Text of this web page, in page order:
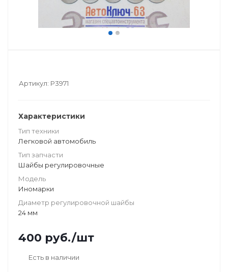
Артикул: Р3971
Характеристики
Тип техники
Легковой автомобиль
Тип запчасти
Шайбы регулировочные
Модель
Иномарки
Диаметр регулировочной шайбы
24 мм
400 руб./шт
Есть в наличии